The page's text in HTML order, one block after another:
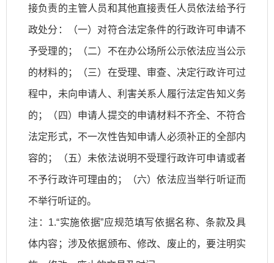
接负责的主管人员和其他直接责任人员依法给予行
政处分：（一）对符合法定条件的行政许可申请不
予受理的；（二）不在办公场所公示依法应当公示
的材料的；（三）在受理、审查、决定行政许可过
程中，未向申请人、利害关系人履行法定告知义务
的；（四）申请人提交的申请材料不齐全、不符合
法定形式，不一次性告知申请人必须补正的全部内
容的；（五）未依法说明不受理行政许可申请或者
不予行政许可理由的；（六）依法应当举行听证而
不举行听证的。
注：1.“实施依据”应规范填写依据名称、条款及具
体内容；涉及依据颁布、修改、废止的，要注明实